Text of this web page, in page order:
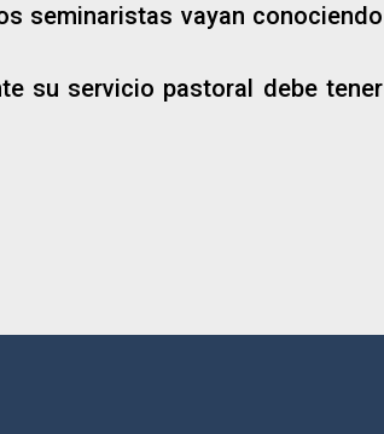
seminaristas vayan conociendo
su servicio pastoral debe tener